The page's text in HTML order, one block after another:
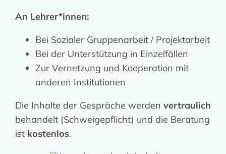
An Lehrer*innen:
Bei Sozialer Gruppenarbeit / Projektarbeit
Bei der Unterstützung in Einzelfällen
Zur Vernetzung und Kooperation mit
anderen Institutionen
Die Inhalte der Gespräche werden vertraulich
behandelt (Schweigepflicht) und die Beratung
ist kostenlos.